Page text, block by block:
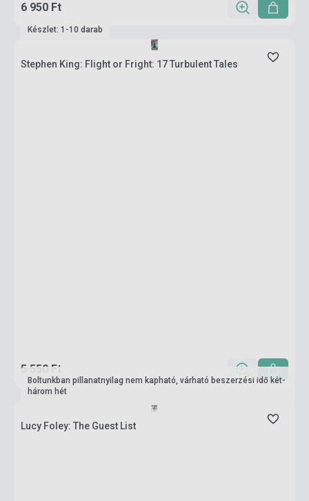
6 950 Ft
Készlet: 1-10 darab
Stephen King: Flight or Fright: 17 Turbulent Tales
5 550 Ft
Boltunkban pillanatnyilag nem kapható, várható beszerzési idő két-
három hét
Lucy Foley: The Guest List